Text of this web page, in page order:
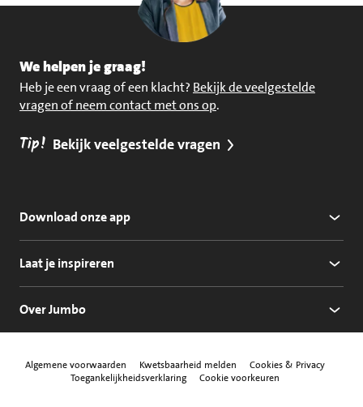
We helpen je graag!
Heb je een vraag of een klacht? Bekijk de veelgestelde
vragen of neem contact met ons op.
Tip! Bekijk veelgestelde vragen
Download onze app
Laat je inspireren
Over Jumbo
Algemene voorwaarden Kwetsbaarheid melden
Cookies & Privacy
Toegankelijkheidsverklaring
Cookie voorkeuren